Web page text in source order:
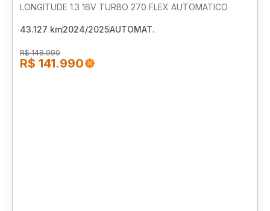
LONGITUDE 1.3 16V TURBO 270 FLEX AUTOMATICO
43.127 km2024/2025AUTOMAT.
R$ 148.990
R$ 141.990